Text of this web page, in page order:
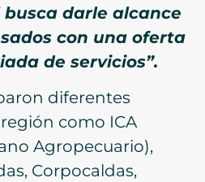
darle alcance
con una oferta
de servicios”.
diferentes
como ICA
Agropecuario),
Corpocaldas,